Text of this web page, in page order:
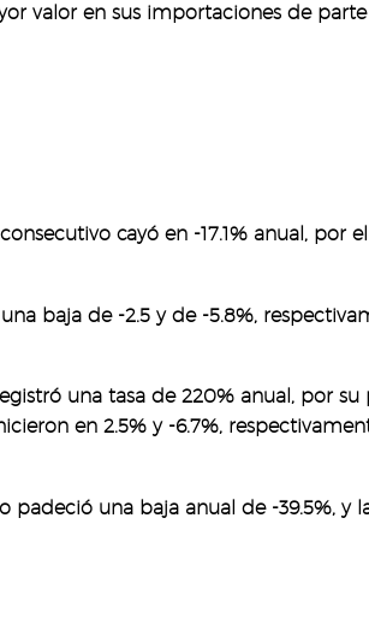
valor en sus importaciones de parte
cayó en -17.1% anual, por
baja de -2.5 y de -5.8%,
una tasa de 220% anual, por
en 2.5% y -6.7%,
una baja anual de -39.5%, y